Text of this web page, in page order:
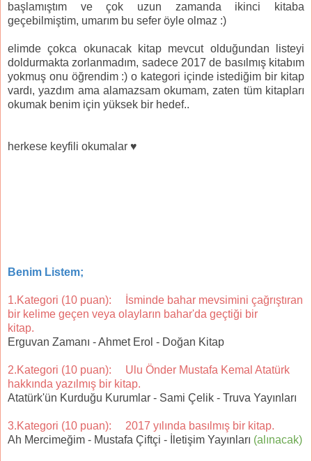
başlamıştım ve çok uzun zamanda ikinci kitaba
geçebilmiştim, umarım bu sefer öyle olmaz :)
elimde çokca okunacak kitap mevcut olduğundan listeyi
doldurmakta zorlanmadım, sadece 2017 de basılmış kitabım
yokmuş onu öğrendim :) o kategori içinde istediğim bir kitap
vardı, yazdım ama alamazsam okumam, zaten tüm kitapları
okumak benim için yüksek bir hedef..
herkese keyfili okumalar ♥
Benim Listem;
1.Kategori (10 puan): İsminde bahar mevsimini çağrıştıran
bir kelime geçen veya olayların bahar'da geçtiği bir
kitap.
Erguvan Zamanı - Ahmet Erol - Doğan Kitap
2.Kategori (10 puan): Ulu Önder Mustafa Kemal Atatürk
hakkında yazılmış bir kitap.
Atatürk'ün Kurduğu Kurumlar - Sami Çelik - Truva Yayınları
3.Kategori (10 puan): 2017 yılında basılmış bir kitap.
Ah Mercimeğim - Mustafa Çiftçi - İletişim Yayınları (alınacak)